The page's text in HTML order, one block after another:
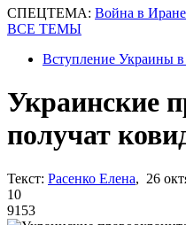
СПЕЦТЕМА: Война в Иране
ВСЕ ТЕМЫ
Вступление Украины
Украинские
получат
Текст: Расенко Елена, 26
10
9153